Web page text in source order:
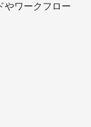
やワークフロー